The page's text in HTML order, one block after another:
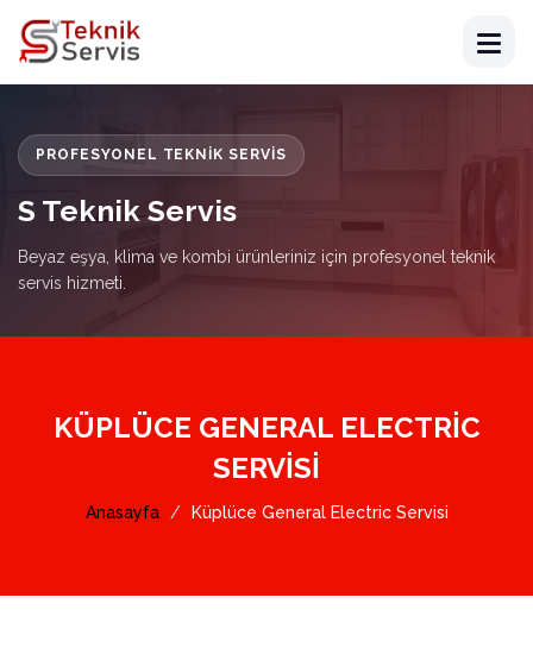
PROFESYONEL TEKNIK SERVIS
S Teknik Servis
Beyaz eşya, klima ve kombi ürünleriniz için profesyonel teknik
servis hizmeti.
KÜPLÜCE GENERAL ELECTRIC
SERVISI
Anasayfa Küplüce General Electric Servisi